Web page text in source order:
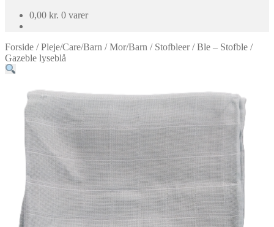
0,00 kr. 0 varer
Forside /Pleje/Care/Barn /Mor/Barn / Stofbleer/Ble – Stofble /
Gazeble lyseblå